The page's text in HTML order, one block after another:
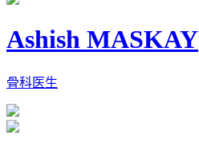
Ashish MASKAY
骨科医生